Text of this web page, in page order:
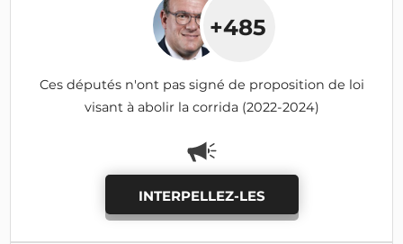
+485
Ces députés n'ont pas signé de proposition de loi
visant à abolir la corrida (2022-2024)
INTERPELLEZ-LES